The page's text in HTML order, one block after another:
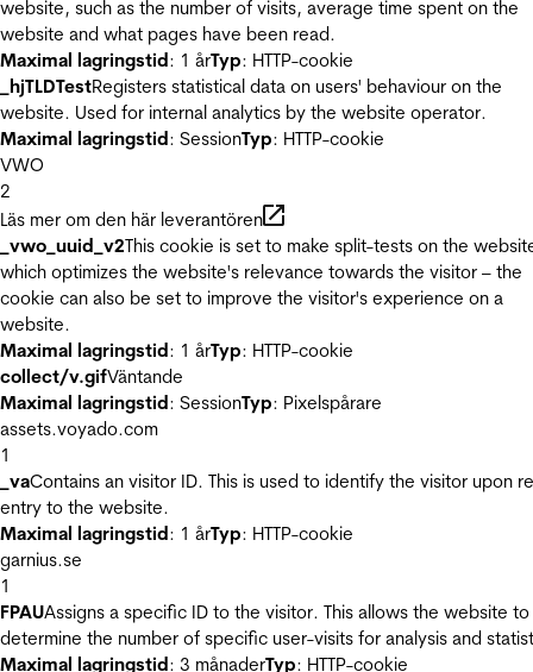
website, such as the number of visits, average time spent on the
website and what pages have been read.
Maximal lagringstid: 1 årTyp: HTTP-cookie
_hjTLDTestRegisters statistical data on users' behaviour on the
website. Used for internal analytics by the website operator.
Maximal lagringstid: SessionTyp: HTTP-cookie
VWO
2
Läs mer om den här leverantören
_vwo_uuid_v2This cookie is set to make split-tests on the
which optimizes the website's relevance towards the visitor – the
cookie can also be set to improve the visitor's experience on a
website.
Maximal lagringstid: 1 årTyp: HTTP-cookie
collect/v.gifVäntande
Maximal lagringstid: SessionTyp: Pixelspårare
assets.voyado.com
1
_vaContains an visitor ID. This is used to identify the visitor upon
entry to the website.
Maximal lagringstid: 1 årTyp: HTTP-cookie
garnius.se
1
FPAUAssigns a specific ID to the visitor. This allows the website to
determine the number of specific user-visits for analysis and
Maximal lagringstid: 3 månaderTyp: HTTP-cookie